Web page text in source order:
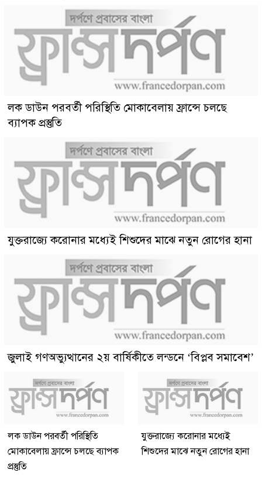
লক ডাউন পরবর্তী পরিস্থিতি মোকাবেলায় ফ্রান্সে চলছে
ব্যাপক প্রস্তুতি
যুক্তরাজ্যে করোনার মধ্যেই শিশুদের মাঝে নতুন রোগের হানা
জুলাই গণঅভ্যুত্থানের ২য় বার্ষিকীতে লন্ডনে ‘বিপ্লব সমাবেশ’
লক ডাউন পরবর্তী পরিস্থিতি
মোকাবেলায় ফ্রান্সে চলছে ব্যাপক
প্রস্তুতি
যুক্তরাজ্যে করোনার মধ্যেই
শিশুদের মাঝে নতুন রোগের হানা